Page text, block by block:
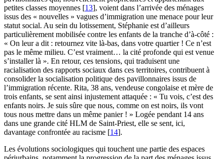
petites classes moyennes [13], voient dans l’arrivée des ménages
issus des « nouvelles » vagues d’immigration une menace pour leur
statut social. Au sein du lotissement, Stéphanie est d’ailleurs
particulièrement mobilisée contre les enfants de la tranche d’à-côté :
« On leur a dit : retournez vite là-bas, dans votre quartier ! Ce n’est
pas le même milieu. C’est vraiment… la cité profonde qui est venue
s’installer là ». En retour, ces tensions, qui traduisent une
racialisation des rapports sociaux dans ces territoires, contribuent à
consolider la socialisation politique des pavillonnaires issus de
l’immigration récente. Rita, 38 ans, vendeuse congolaise et mère de
trois enfants, se sent ainsi injustement attaquée : « Tu vois, c’est des
enfants noirs. Je suis sûre que nous, comme on est noirs, ils vont
tous nous mettre dans un même panier ! » Logée pendant 14 ans
dans une grande cité HLM de Saint-Priest, elle se sent, ici,
davantage confrontée au racisme [14].
Les évolutions sociologiques qui touchent une partie des espaces